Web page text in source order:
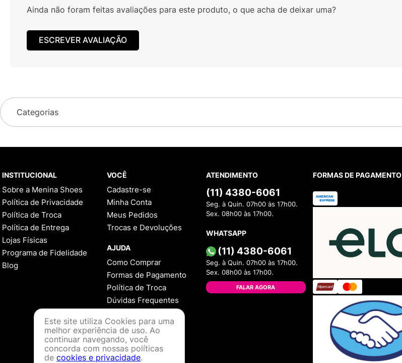
Ainda não foram feitas avaliações para este produto, o que acha de deixar uma?
ESCREVER AVALIAÇÃO
Categorias
INSTITUCIONAL
Sobre a Menina Shoes
Política de Privacidade
Política de Troca
Política de Entrega
Lojas Físicas
Programa de Fidelidade
Blog
VOCÊ
Cadastre-se
Minha Conta
Meus Pedidos
Trocas e Devoluções
AJUDA
Como Comprar
Formas de Pagamento
Política de Troca
Dúvidas Frequentes
ATENDIMENTO
(11) 4380-6061
Seg. à Quin. 07h00 às 17h00.
Sex. 08h00 às 17h00.
WHATSAPP
(11) 4380-6061
Seg. à Quin. 07h00 às 17h00.
Sex. 08h00 às 17h00.
FALAR AGORA
FORMAS DE PAGAMENTO
Este site utiliza Cookies para uma
melhor experiência de uso. Ao
continuar navegando, você
concorda com nossas políticas
decookies e privacidade.